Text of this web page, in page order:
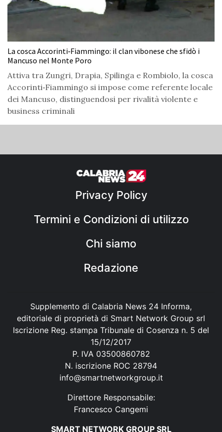
La cosca Accorinti‑Fiammingo: il clan vibonese che sfidò i
Mancuso nel Monte Poro
Attiva tra Zungri, Drapia, Spilinga e Rombiolo, la cosca
Accorinti‑Fiammingo si impose come referente locale
dei Mancuso, distinguendosi per rivalità violente e
business criminali
Privacy Policy
Termini e Condizioni di utilizzo
Chi siamo
Redazione
Supplemento di Calabria News 24 Informa,
editoriale di proprietà di Smart Network Group srl
Iscrizione Reg. stampa Tribunale di Cosenza n. 5 del
15/12/2017
P. IVA 03500860782
N. iscrizione ROC 28794
info@smartnetworkgroup.it
Direttore Responsabile:
Francesco Cangemi
SMART NETWORK GROUP SRL